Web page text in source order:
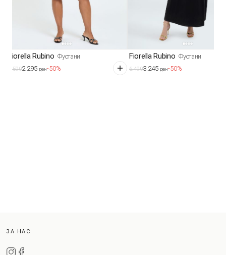
Fiorella Rubino Фустани
4.5902.295 ден-50%
Fiorella Rubino Фустани
6.4903.245 ден-50%
ЗА НАС